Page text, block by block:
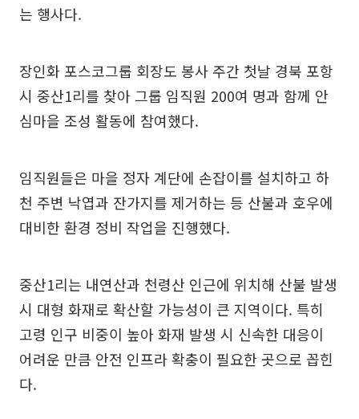
는 행사다.
장인화 포스코그룹 회장도 봉사 주간 첫날 경북 포항
시 중산1리를 찾아 그룹 임직원 200여 명과 함께 안
심마을 조성 활동에 참여했다.
임직원들은 마을 정자 계단에 손잡이를 설치하고 하
천 주변 낙엽과 잔가지를 제거하는 등 산불과 호우에
대비한 환경 정비 작업을 진행했다.
중산1리는 내연산과 천령산 인근에 위치해 산불 발생
시 대형 화재로 확산할 가능성이 큰 지역이다. 특히
고령 인구 비중이 높아 화재 발생 시 신속한 대응이
어려운 만큼 안전 인프라 확충이 필요한 곳으로 꼽힌
다.